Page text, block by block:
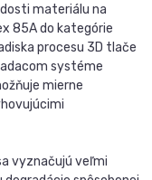
materiálu na
85A do kategórie
procesu 3D tlače
systéme
mierne
vyznačujú veľmi